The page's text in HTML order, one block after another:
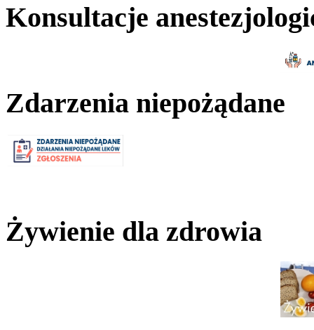
Konsultacje
Zdarzenia niepożądane
Żywienie dla zdrowia